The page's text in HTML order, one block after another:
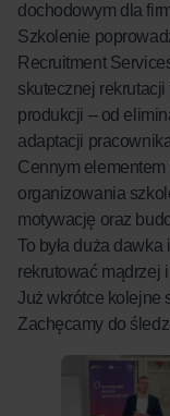
dochodowym dla
Szkolenie
Recruitment
skutecznej
produkcji – od
adaptacji
Cennym elementem
organizowania
motywację oraz
To była duża
rekrutować mądrzej
Już wkrótce kolejne
Zachęcamy do